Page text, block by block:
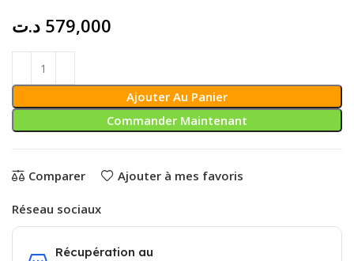
579,000 د.ت
Ajouter Au Panier
Commander Maintenant
Comparer Ajouter à mes favoris
Réseau sociaux
Récupération au